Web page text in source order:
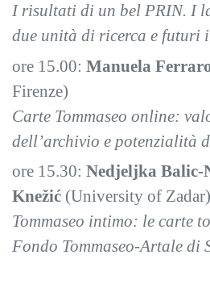
I risultati di un bel PRIN. I
due unità di ricerca e futuri
ore 15.00: Manuela
Firenze)
Carte Tommaseo online:
dell’archivio e potenzialità
ore 15.30: Nedjeljka Balic-
Knežić (University of Zadar)
Tommaseo intimo: le carte
Fondo Tommaseo-Artale di